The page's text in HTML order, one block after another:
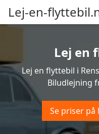
Lej-en-
Lej en
Lej en flyttebil i
Biludlejning
Se priser